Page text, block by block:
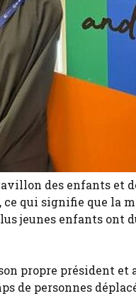
des enfants et
ce qui signifie que la
jeunes enfants ont
propre président
de personnes